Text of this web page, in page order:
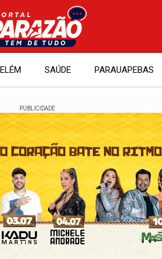
SAÚDE PARAUAPEBAS
PUBLICIDADE